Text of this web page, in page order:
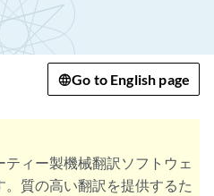
Go to English page
ィー製機械翻訳ソフトウェ
質の高い翻訳を提供するた